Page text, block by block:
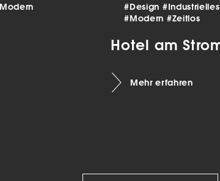
#Design
#Modern #Zeitlos
Hotel am
Mehr erfahren
verstehen, wie unsere Besucher unsere Website nutzen.